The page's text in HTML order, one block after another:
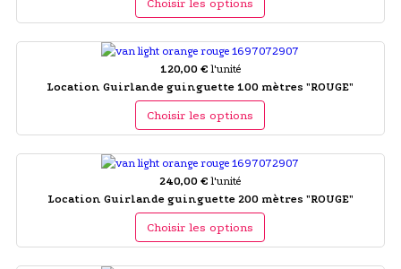
Choisir les options
120,00 € l'unité
Location Guirlande guinguette 100 mètres "ROUGE"
Choisir les options
240,00 € l'unité
Location Guirlande guinguette 200 mètres "ROUGE"
Choisir les options